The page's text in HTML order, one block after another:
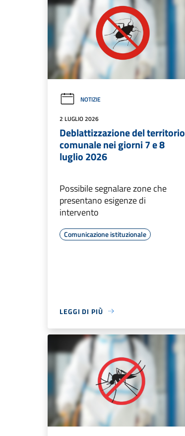
NOTIZIE
2 LUGLIO 2026
Deblattizzazione del territorio
comunale nei giorni 7 e 8
luglio 2026
Possibile segnalare zone che
presentano esigenze di
intervento
Comunicazione istituzionale
LEGGI DI PIÙ